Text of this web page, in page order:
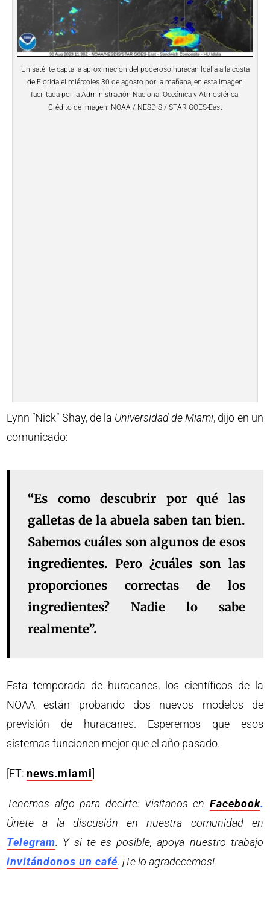
Un satélite capta la aproximación del poderoso huracán Idalia a la costa
de Florida el miércoles 30 de agosto por la mañana, en esta imagen
facilitada por la Administración Nacional Oceánica y Atmosférica.
Crédito de imagen: NOAA / NESDIS / STAR GOES-East
Lynn “Nick” Shay, de la Universidad de Miami, dijo en un
comunicado:
“Es como descubrir por qué las
galletas de la abuela saben tan bien.
Sabemos cuáles son algunos de esos
ingredientes. Pero ¿cuáles son las
proporciones correctas de los
ingredientes? Nadie lo sabe
realmente”.
Esta temporada de huracanes, los científicos de la
NOAA están probando dos nuevos modelos de
previsión de huracanes. Esperemos que esos
sistemas funcionen mejor que el año pasado.
[FT: news.miami
Tenemos algo para decirte: Visítanos en Facebook.
Únete a la discusión en nuestra comunidad en
Telegram. Y si te es posible, apoya nuestro trabajo
invitándonos un café. ¡Te lo agradecemos!